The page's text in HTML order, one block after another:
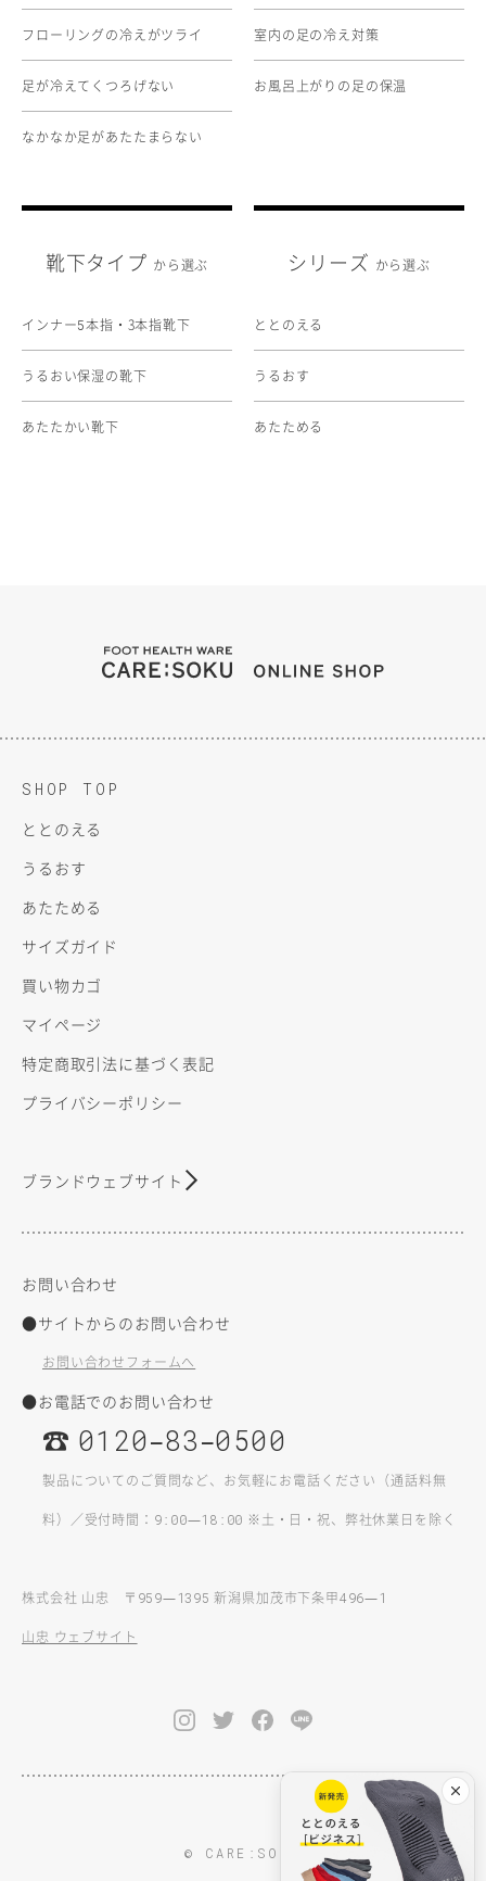
フローリングの冷えがツライ
足が冷えてくつろげない
なかなか足があたたまらない
室内の足の冷え対策
お風呂上がりの足の保温
靴下タイプ から選ぶ
インナー5本指・3本指靴下
うるおい保湿の靴下
あたたかい靴下
シリーズ から選ぶ
ととのえる
うるおす
あたためる
FOOT HEALTH WARE
SHOP TOP
ととのえる
うるおす
あたためる
サイズガイド
買い物カゴ
マイページ
特定商取引法に基づく表記
プライバシーポリシー
ブランドウェブサイト
お問い合わせ
●サイトからのお問い合わせ
お問い合わせフォームへ
●お電話でのお問い合わせ
☎ 0120–83–0500
製品についてのご質問など、お気軽にお電話ください（通話料無
料）／受付時間： 9:00—18:00 ※土・日・祝、弊社休業日を除く
株式会社 山忠 〒 959—1395 新潟県加茂市下条甲496—1
山忠 ウェブサイト
© CARE:SOKU